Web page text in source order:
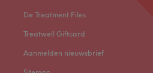
De Treatment Files
Treatwell Giftcard
Aanmelden nieuwsbrief